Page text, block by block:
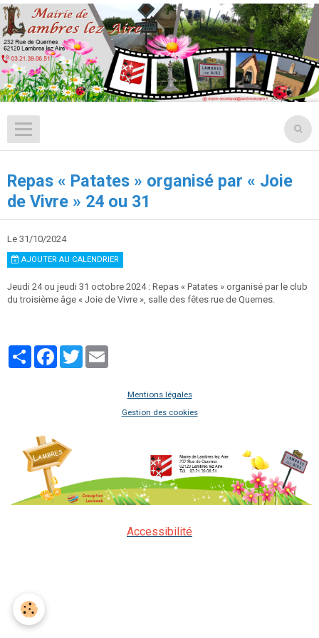
Repas « Patates » organisé par « Joie
de Vivre » 24 ou 31
Le 31/10/2024
AJOUTER AU CALENDRIER
Jeudi 24 ou jeudi 31 octobre 2024 : Repas « Patates » organisé par le club
du troisième âge « Joie de Vivre », salle des fêtes rue de Quernes.
PartagerFacebook
Twitter
Mentions légales
Gestion des cookies
Accessibilité